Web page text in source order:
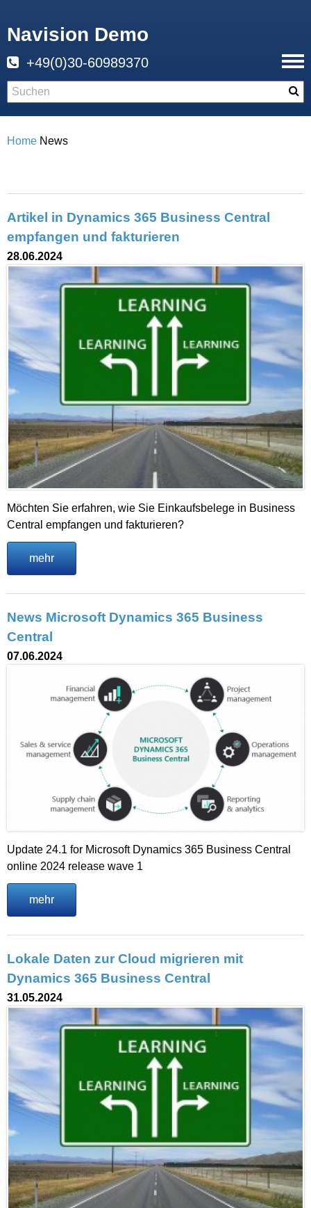
Navision Demo
+49(0)30-60989370
Home News
Artikel in Dynamics 365 Business Central
empfangen und fakturieren
28.06.2024
Möchten Sie erfahren, wie Sie Einkaufsbelege in Business
Central empfangen und fakturieren?
mehr
News Microsoft Dynamics 365 Business
Central
07.06.2024
Update 24.1 for Microsoft Dynamics 365 Business Central
online 2024 release wave 1
mehr
Lokale Daten zur Cloud migrieren mit
Dynamics 365 Business Central
31.05.2024